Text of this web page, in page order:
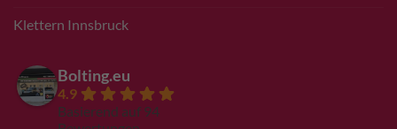
Klettern Innsbruck
Bolting.eu
4.9
Basierend auf 94